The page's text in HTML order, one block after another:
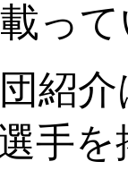
っ
紹介
手を